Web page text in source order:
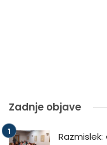
Zadnje objave
Razmislek: